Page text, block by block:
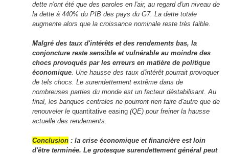
dette n'ont été que des paroles en l'air, au regard d'un niveau de
la dette à 440% du PIB des pays du G7. La dette totale
augmente alors que la croissance nominale reste très faible.
Malgré des taux d'intérêts et des rendements bas, la
conjoncture reste sensible et vulnérable au moindre des
chocs provoqués par les erreurs en matière de politique
économique. Une hausse des taux d'intérêt pourrait provoquer
de tels chocs. Le surendettement extrême dans de
nombreuses parties du monde est un facteur déstabilisant. Au
final, les banques centrales ne pourront rien faire d'autre que de
renouveler le quantitative easing (QE) pour freiner la hausse
actuelle des rendements.
Conclusion : la crise économique et financière est loin
d'être terminée. Le grotesque surendettement général peut